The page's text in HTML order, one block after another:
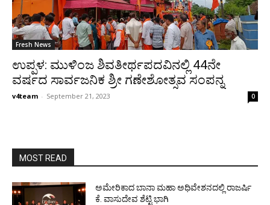
Fresh News
ಉಪ್ಪಳ: ಮುಳಿಂಜ ಶಿವತೀರ್ಥಪದವಿನಲ್ಲಿ 44ನೇ
ವರ್ಷದ ಸಾರ್ವಜನಿಕ ಶ್ರೀ ಗಣೇಶೋತ್ಸವ ಸಂಪನ್ನ
v4team - September 21, 2023 0
MOST READ
ಅಮೇರಿಕಾದ ಬಾನಾ ಮಹಾ ಅಧಿವೇಶನದಲ್ಲಿ ರಾಜರ್ಷಿ
ಕೆ. ವಾಸುದೇವ ಶೆಟ್ಟಿ ಭಾಗಿ